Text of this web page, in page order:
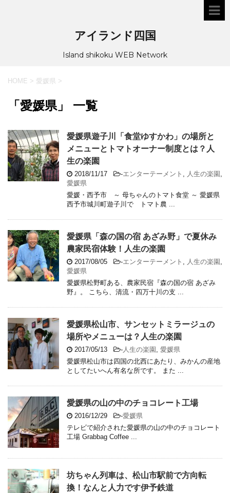
アイランド四国
Island shikoku WEB Network
HOME > 愛媛県 >
「愛媛県」 一覧
愛媛県遊子川「食堂ゆすかわ」の場所と
メニューとトマトオーナー制度とは？人
生の楽園
2018/11/17 -エンターテーメント , 人生の楽園 ,
愛媛県
愛媛・西予市 ～ 母ちゃんのトマト食堂 ～ 愛媛県
西予市城川町遊子川で トマト農 ...
愛媛県「森の国の宿 あざみ野」で夏休み
農家民宿体験！人生の楽園
2017/08/05 -エンターテーメント , 人生の楽園 ,
愛媛県
愛媛県松野町ある、農家民宿『森の国の宿 あざみ
野』。 こちら、清流・四万十川の支 ...
愛媛県松山市、サンセットミラージュの
場所やメニューは？人生の楽園
2017/05/13 -人生の楽園 , 愛媛県
愛媛県松山市は四国の北西にあたり、みかんの産地
としてたいへん有名な所です。 また ...
愛媛県の山の中のチョコレート工場
2016/12/29 -愛媛県
テレビで紹介された愛媛県の山の中のチョコレート
工場 Grabbag Coffee ...
坊ちゃん列車は、松山市駅前で方向転
換！なんと人力です伊予鉄道